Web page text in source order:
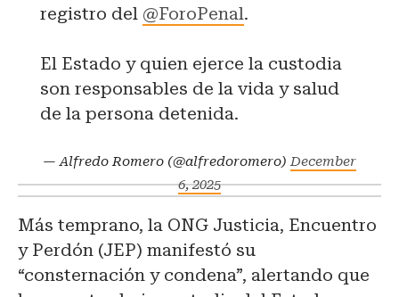
registro del @ForoPenal.
El Estado y quien ejerce la custodia
son responsables de la vida y salud
de la persona detenida.
— Alfredo Romero (@alfredoromero) December
6, 2025
Más temprano, la ONG Justicia, Encuentro
y Perdón (JEP) manifestó su
“consternación y condena”, alertando que